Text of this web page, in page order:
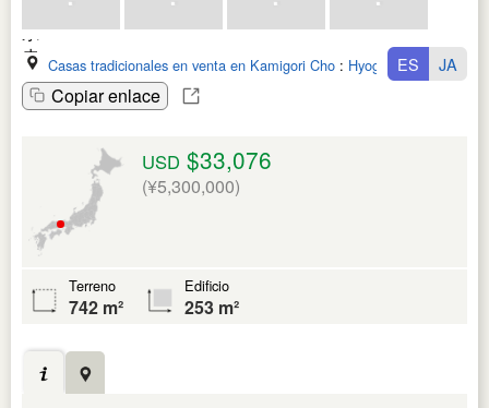
Casas tradicionales en venta en Kamigori Cho : Hyogo Ken
Copiar enlace
ES JA
USD $33,076
(¥5,300,000)
Terreno
742 m²
Edificio
253 m²